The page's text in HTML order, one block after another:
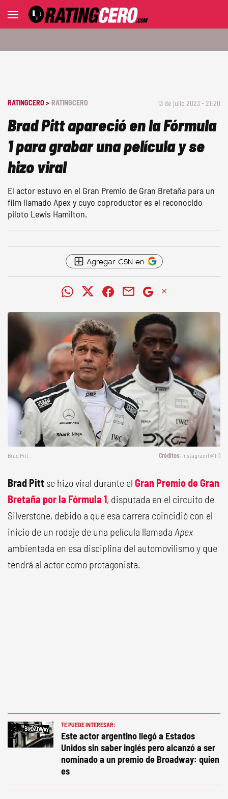
RATINGCERO > RATINGCERO 13 de julio 2023 - 21:20
Brad Pitt apareció en la Fórmula
1 para grabar una película y se
hizo viral
El actor estuvo en el Gran Premio de Gran Bretaña para un
film llamado Apex y cuyo coproductor es el reconocido
piloto Lewis Hamilton.
Agregar C5N en
Brad Pitt. Instagram (@f1)
Brad Pitt se hizo viral durante el Gran Premio de Gran
Bretaña por la Fórmula 1, disputada en el circuito de
Silverstone, debido a que esa carrera coincidió con el
inicio de un rodaje de una película llamada Apex
ambientada en esa disciplina del automovilismo y que
tendrá al actor como protagonista.
TE PUEDE INTERESAR:
Este actor argentino llegó a Estados
Unidos sin saber inglés pero alcanzó a ser
nominado a un premio de Broadway: quien
es